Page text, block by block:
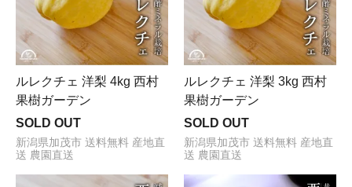
ルレクチェ 洋梨 4kg 西村
果樹ガーデン
SOLD OUT
新潟県加茂市 送料無料 産地直
送 農園直送
ルレクチェ 洋梨 3kg 西村
果樹ガーデン
SOLD OUT
新潟県加茂市 送料無料 産地直
送 農園直送